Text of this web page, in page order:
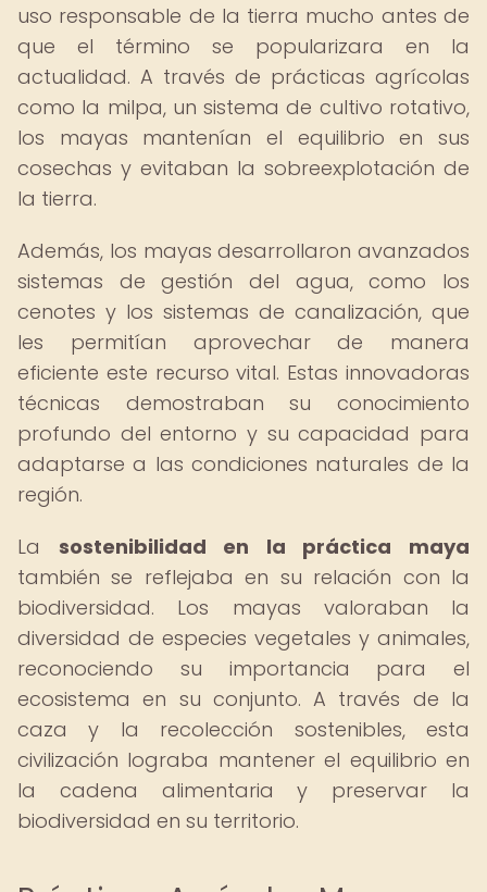
uso responsable de la tierra mucho antes de
que el término se popularizara en la
actualidad. A través de prácticas agrícolas
como la milpa, un sistema de cultivo rotativo,
los mayas mantenían el equilibrio en sus
cosechas y evitaban la sobreexplotación de
la tierra.
Además, los mayas desarrollaron avanzados
sistemas de gestión del agua, como los
cenotes y los sistemas de canalización, que
les permitían aprovechar de manera
eficiente este recurso vital. Estas innovadoras
técnicas demostraban su conocimiento
profundo del entorno y su capacidad para
adaptarse a las condiciones naturales de la
región.
La sostenibilidad en la práctica maya
también se reflejaba en su relación con la
biodiversidad. Los mayas valoraban la
diversidad de especies vegetales y animales,
reconociendo su importancia para el
ecosistema en su conjunto. A través de la
caza y la recolección sostenibles, esta
civilización lograba mantener el equilibrio en
la cadena alimentaria y preservar la
biodiversidad en su territorio.